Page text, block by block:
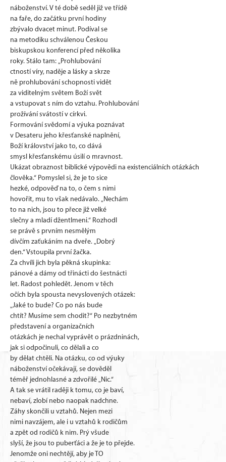
náboženství. V té době seděl již ve třídě
na faře, do začátku první hodiny
zbývalo dvacet minut. Podíval se
na metodiku schválenou Českou
biskupskou konferencí před několika
roky. Stálo tam: „Prohlubování
ctností víry, naděje a lásky a skrze
ně prohlubování schopnosti vidět
za viditelným světem Boží svět
a vstupovat s ním do vztahu. Prohlubování
prožívání svátostí v církvi.
Formování svědomí a výuka poznávat
v Desateru jeho křesťanské naplnění,
Boží království jako to, co dává
smysl křesťanskému úsilí o mravnost.
Ukázat obraznost biblické výpovědi na existenciálních otázkách
člověka.“ Pomyslel si, že je to sice
hezké, odpověď na to, o čem s nimi
hovořit, mu to však nedávalo. „Nechám
to na nich, jsou to přece již velké
slečny a mladí džentlmeni.“ Rozhodl
se právě s prvním nesmělým
dívčím zaťukáním na dveře. „Dobrý
den.“ Vstoupila první žačka.
Za chvíli jich byla pěkná skupinka:
pánové a dámy od třinácti do šestnácti
let. Radost pohledět. Jenom v těch
očích byla spousta nevyslovených otázek:
„Jaké to bude? Co po nás bude
chtít? Musíme sem chodit?“ Po nezbytném
představení a organizačních
otázkách je nechal vyprávět o prázdninách,
jak si odpočinuli, co dělali a co
by dělat chtěli. Na otázku, co od výuky
náboženství očekávají, se dověděl
téměř jednohlasné a zdvořilé „Nic.“
A tak se vrátil raději k tomu, co je baví,
nebaví, zlobí nebo naopak nadchne.
Záhy skončili u vztahů. Nejen mezi
nimi navzájem, ale i u vztahů k rodičům
a zpět od rodičů k nim. Prý všude
slyší, že jsou to puberťáci a že je to přejde.
Jenomže oni nechtějí, aby je TO